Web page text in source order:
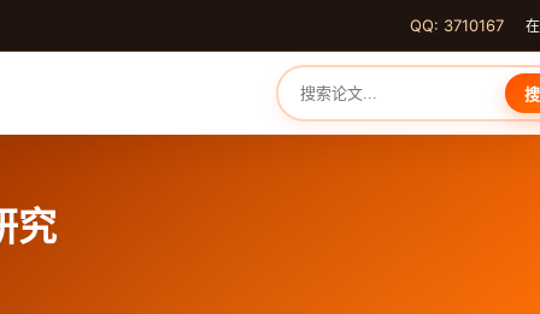
QQ: 3710167
究